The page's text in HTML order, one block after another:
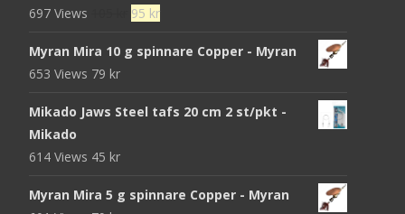
697 Views
Det
priset
95 krDet
priset
Myran Mira 10 g spinnare Copper - Myran
653 Views 79 kr
Mikado Jaws Steel tafs 20 cm 2 st/pkt -
Mikado
614 Views 45 kr
Myran Mira 5 g spinnare Copper - Myran